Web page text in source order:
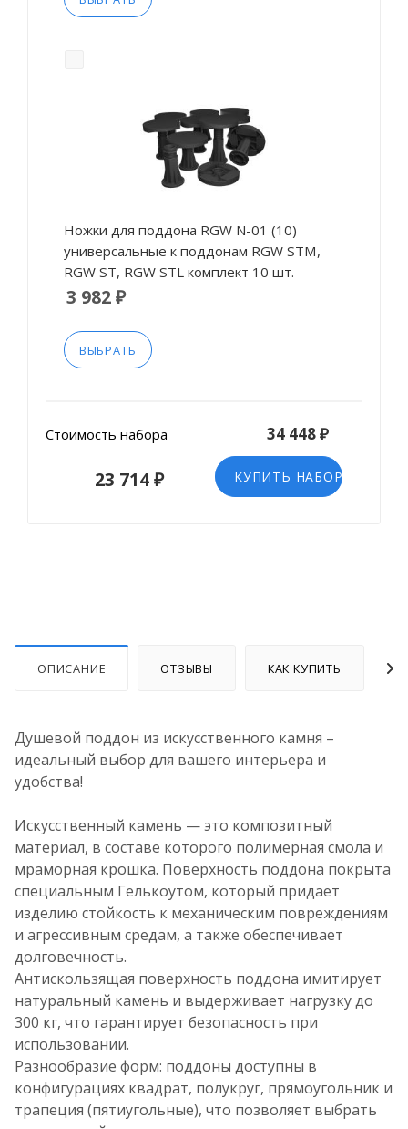
Ножки для поддона RGW N-01 (10)
универсальные к поддонам RGW STM,
RGW ST, RGW STL комплект 10 шт.
3 982 ₽
ВЫБРАТЬ
Стоимость набора 34 448 ₽
23 714 ₽ КУПИТЬ НАБОР
ОПИСАНИЕ ОТЗЫВЫ КАК КУПИТЬ
Душевой поддон из искусственного камня –
идеальный выбор для вашего интерьера и
удобства!
Искусственный камень — это композитный
материал, в составе которого полимерная смола и
мраморная крошка. Поверхность поддона покрыта
специальным Гелькоутом, который придает
изделию стойкость к механическим повреждениям
и агрессивным средам, а также обеспечивает
долговечность.
Антискользящая поверхность поддона имитирует
натуральный камень и выдерживает нагрузку до
300 кг, что гарантирует безопасность при
использовании.
Разнообразие форм: поддоны доступны в
конфигурациях квадрат, полукруг, прямоугольник и
трапеция (пятиугольные), что позволяет выбрать